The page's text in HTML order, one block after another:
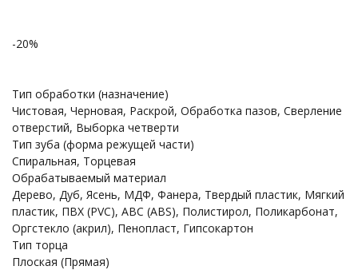
-20%
Тип обработки (назначение)
Чистовая, Черновая, Раскрой, Обработка пазов, Сверление
отверстий, Выборка четверти
Тип зуба (форма режущей части)
Спиральная, Торцевая
Обрабатываемый материал
Дерево, Дуб, Ясень, МДФ, Фанера, Твердый пластик, Мягкий
пластик, ПВХ (PVC), ABC (ABS), Полистирол, Поликарбонат,
Оргстекло (акрил), Пенопласт, Гипсокартон
Тип торца
Плоская (Прямая)